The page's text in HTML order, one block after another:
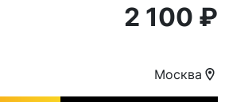
2 100 ₽
Москва